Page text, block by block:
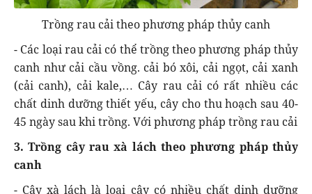
Trồng rau cải theo phương pháp thủy canh
- Các loại rau cải có thể trồng theo phương pháp thủy
canh như cải cầu vồng. cải bó xôi, cải ngọt, cải xanh
(cải canh), cải kale,… Cây rau cải có rất nhiều các
chất dinh dưỡng thiết yếu, cây cho thu hoạch sau 40-
45 ngày sau khi trồng. Với phương pháp trồng rau cải
3. Trồng cây rau xà lách theo phương pháp thủy
canh
- Cây xà lách là loại cây có nhiều chất dinh dưỡng